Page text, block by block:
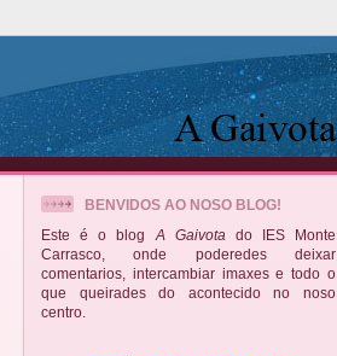
BENVIDOS AO NOSO BLOG!
Este é o blog A Gaivota do IES Monte
Carrasco, onde poderedes deixar
comentarios, intercambiar imaxes e todo o
que queirades do acontecido no noso
centro.